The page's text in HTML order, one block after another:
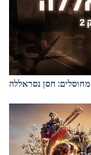
מחוסלים: חסן נסראללה